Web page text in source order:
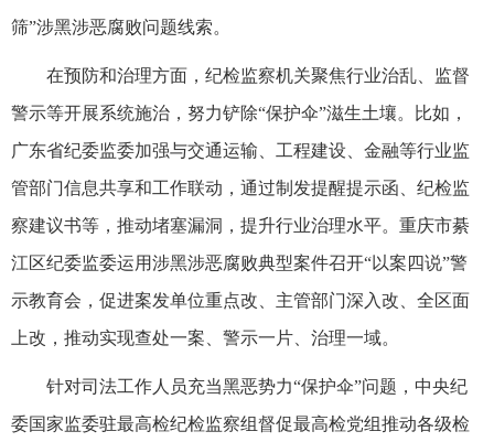
筛”涉黑涉恶腐败问题线索。
在预防和治理方面，纪检监察机关聚焦行业治乱、监督
警示等开展系统施治，努力铲除“保护伞”滋生土壤。比如，
广东省纪委监委加强与交通运输、工程建设、金融等行业监
管部门信息共享和工作联动，通过制发提醒提示函、纪检监
察建议书等，推动堵塞漏洞，提升行业治理水平。重庆市綦
江区纪委监委运用涉黑涉恶腐败典型案件召开“以案四说”警
示教育会，促进案发单位重点改、主管部门深入改、全区面
上改，推动实现查处一案、警示一片、治理一域。
针对司法工作人员充当黑恶势力“保护伞”问题，中央纪
委国家监委驻最高检纪检监察组督促最高检党组推动各级检